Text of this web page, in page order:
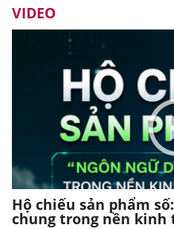
VIDEO
Hộ chiếu sản phẩm
chung trong nền kinh